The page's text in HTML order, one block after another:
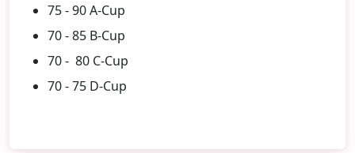
75 - 90 A-Cup
70 - 85 B-Cup
70 - 80 C-Cup
70 - 75 D-Cup